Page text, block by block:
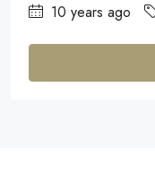
10 years ago